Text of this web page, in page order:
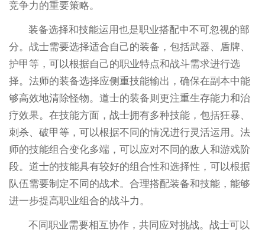
竞争力的重要策略。
装备选择和技能运用也是职业搭配中不可忽视的部
分。战士需要选择适合自己的装备，包括武器、盾牌、
护甲等，可以根据自己的职业特点和战斗需求进行选
择。法师的装备选择应侧重技能输出，确保在副本中能
够高效地清除怪物。道士的装备则更注重生存能力和治
疗效果。在技能方面，战士拥有多种技能，包括狂暴、
刺杀、破甲等，可以根据不同的情况进行灵活运用。法
师的技能组合变化多端，可以应对不同的敌人和游戏阶
段。道士的技能具有较好的组合性和选择性，可以根据
队伍需要制定不同的战术。合理搭配装备和技能，能够
进一步提高职业组合的战斗力。
不同职业需要相互协作，共同应对挑战。战士可以